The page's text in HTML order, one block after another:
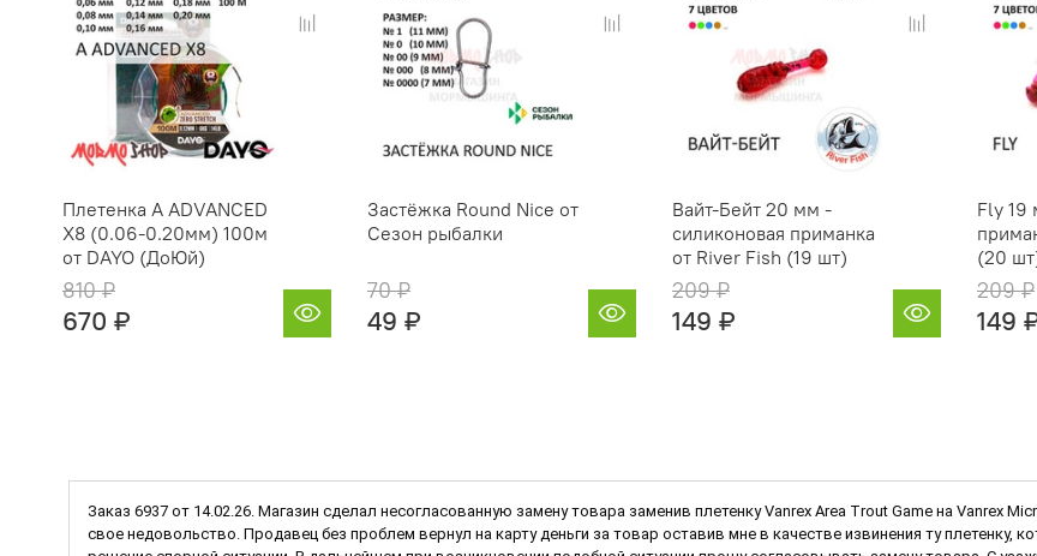
Плетенка A ADVANCED
X8 (0.06-0.20мм) 100м
от DAYO (ДоЮй)
810 ₽
670 ₽
Застёжка Round Nice от
Сезон рыбалки
70 ₽
49 ₽
Вайт-Бейт 20 мм -
силиконовая приманка
от River Fish (19 шт)
209 ₽
149 ₽
Fly 19
(20
209 ₽
149
Заказ 6937 от 14.02.26. Магазин сделал несогласованную замену товара заменив плетенку Vanrex Area Trout Game на Vanrex
свое недовольство. Продавец без проблем вернул на карту деньги за товар оставив мне в качестве извинения ту плетенку,